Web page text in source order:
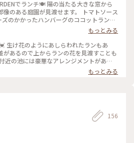
でランチ🍽 陽の当たる大きな窓から
像のある庭園が見渡せます。 トマトソース
のかかったハンバーグのココットランチ
いいグレーのストウブの中に熱々ハンバ
隠れているマッシュポテトも美味しかっ
牧野ミュージアムショップサクラでお買
いた植物画をじっくり見たくて画集を買
#牧野富太郎 #高知
もっとみる
生け花のようにあしらわれたランもあ
があるので上からランの花を見渡すことも
近の池には豪華なアレンジメントがあ
を締めくくりました🌸 #牧野植物園
もっとみる
156